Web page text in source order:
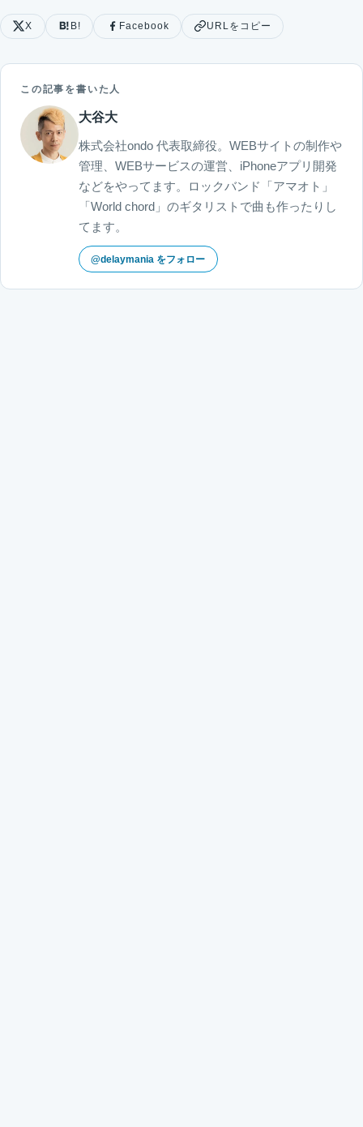
X B! Facebook URLをコピー
この記事を書いた人
大谷大
株式会社ondo 代表取締役。WEBサイトの制作や
管理、WEBサービスの運営、iPhoneアプリ開発
などをやってます。ロックバンド「アマオト」
「World chord」のギタリストで曲も作ったりし
てます。
@delaymania をフォロー